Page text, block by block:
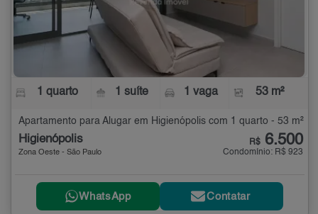
1 quarto 1 suíte 1 vaga 53 m²
Apartamento para Alugar em Higienópolis com 1 quarto - 53 m²
Higienópolis
Zona Oeste - São Paulo
R$ 6.500
Condomínio: R$ 923
WhatsApp Contatar